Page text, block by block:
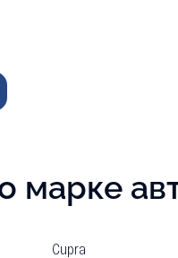
марке
Cupra